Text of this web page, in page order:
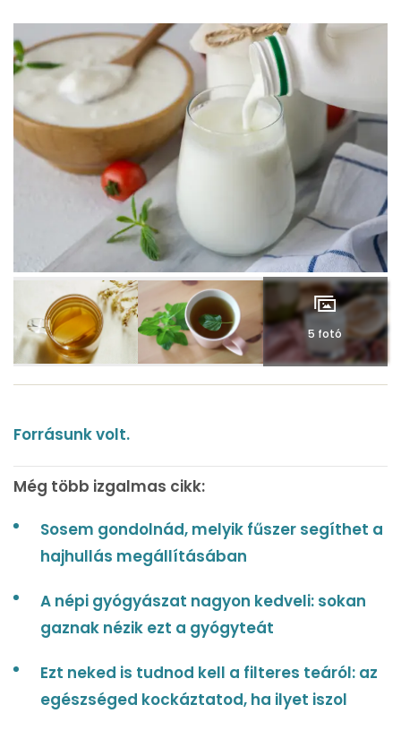
5 fotó
Forrásunk volt.
Még több izgalmas cikk:
Sosem gondolnád, melyik fűszer segíthet a
hajhullás megállításában
A népi gyógyászat nagyon kedveli: sokan
gaznak nézik ezt a gyógyteát
Ezt neked is tudnod kell a filteres teáról: az
egészséged kockáztatod, ha ilyet iszol